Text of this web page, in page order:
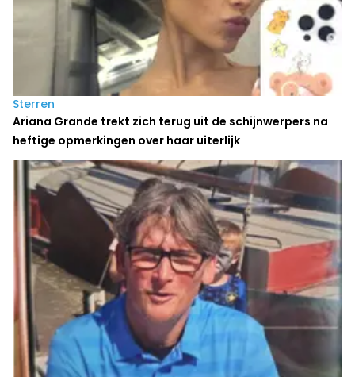
Sterren
Ariana Grande trekt zich terug uit de schijnwerpers na
heftige opmerkingen over haar uiterlijk